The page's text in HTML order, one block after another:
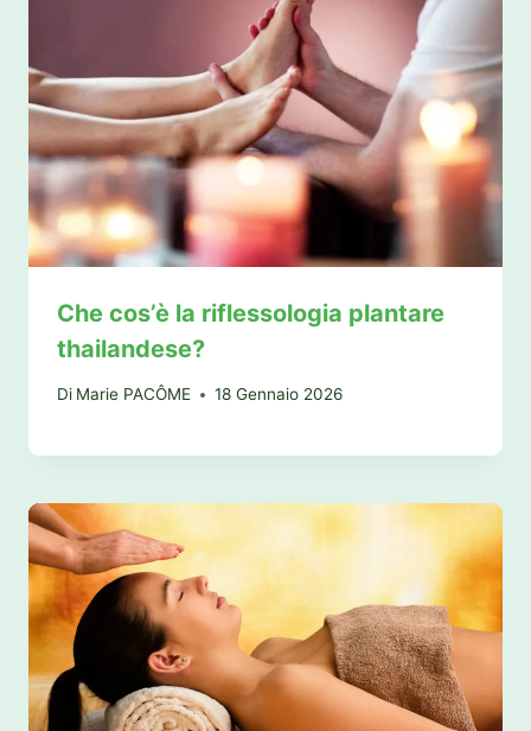
Che cos’è la riflessologia plantare
thailandese?
Di Marie PACÔME 18 Gennaio 2026